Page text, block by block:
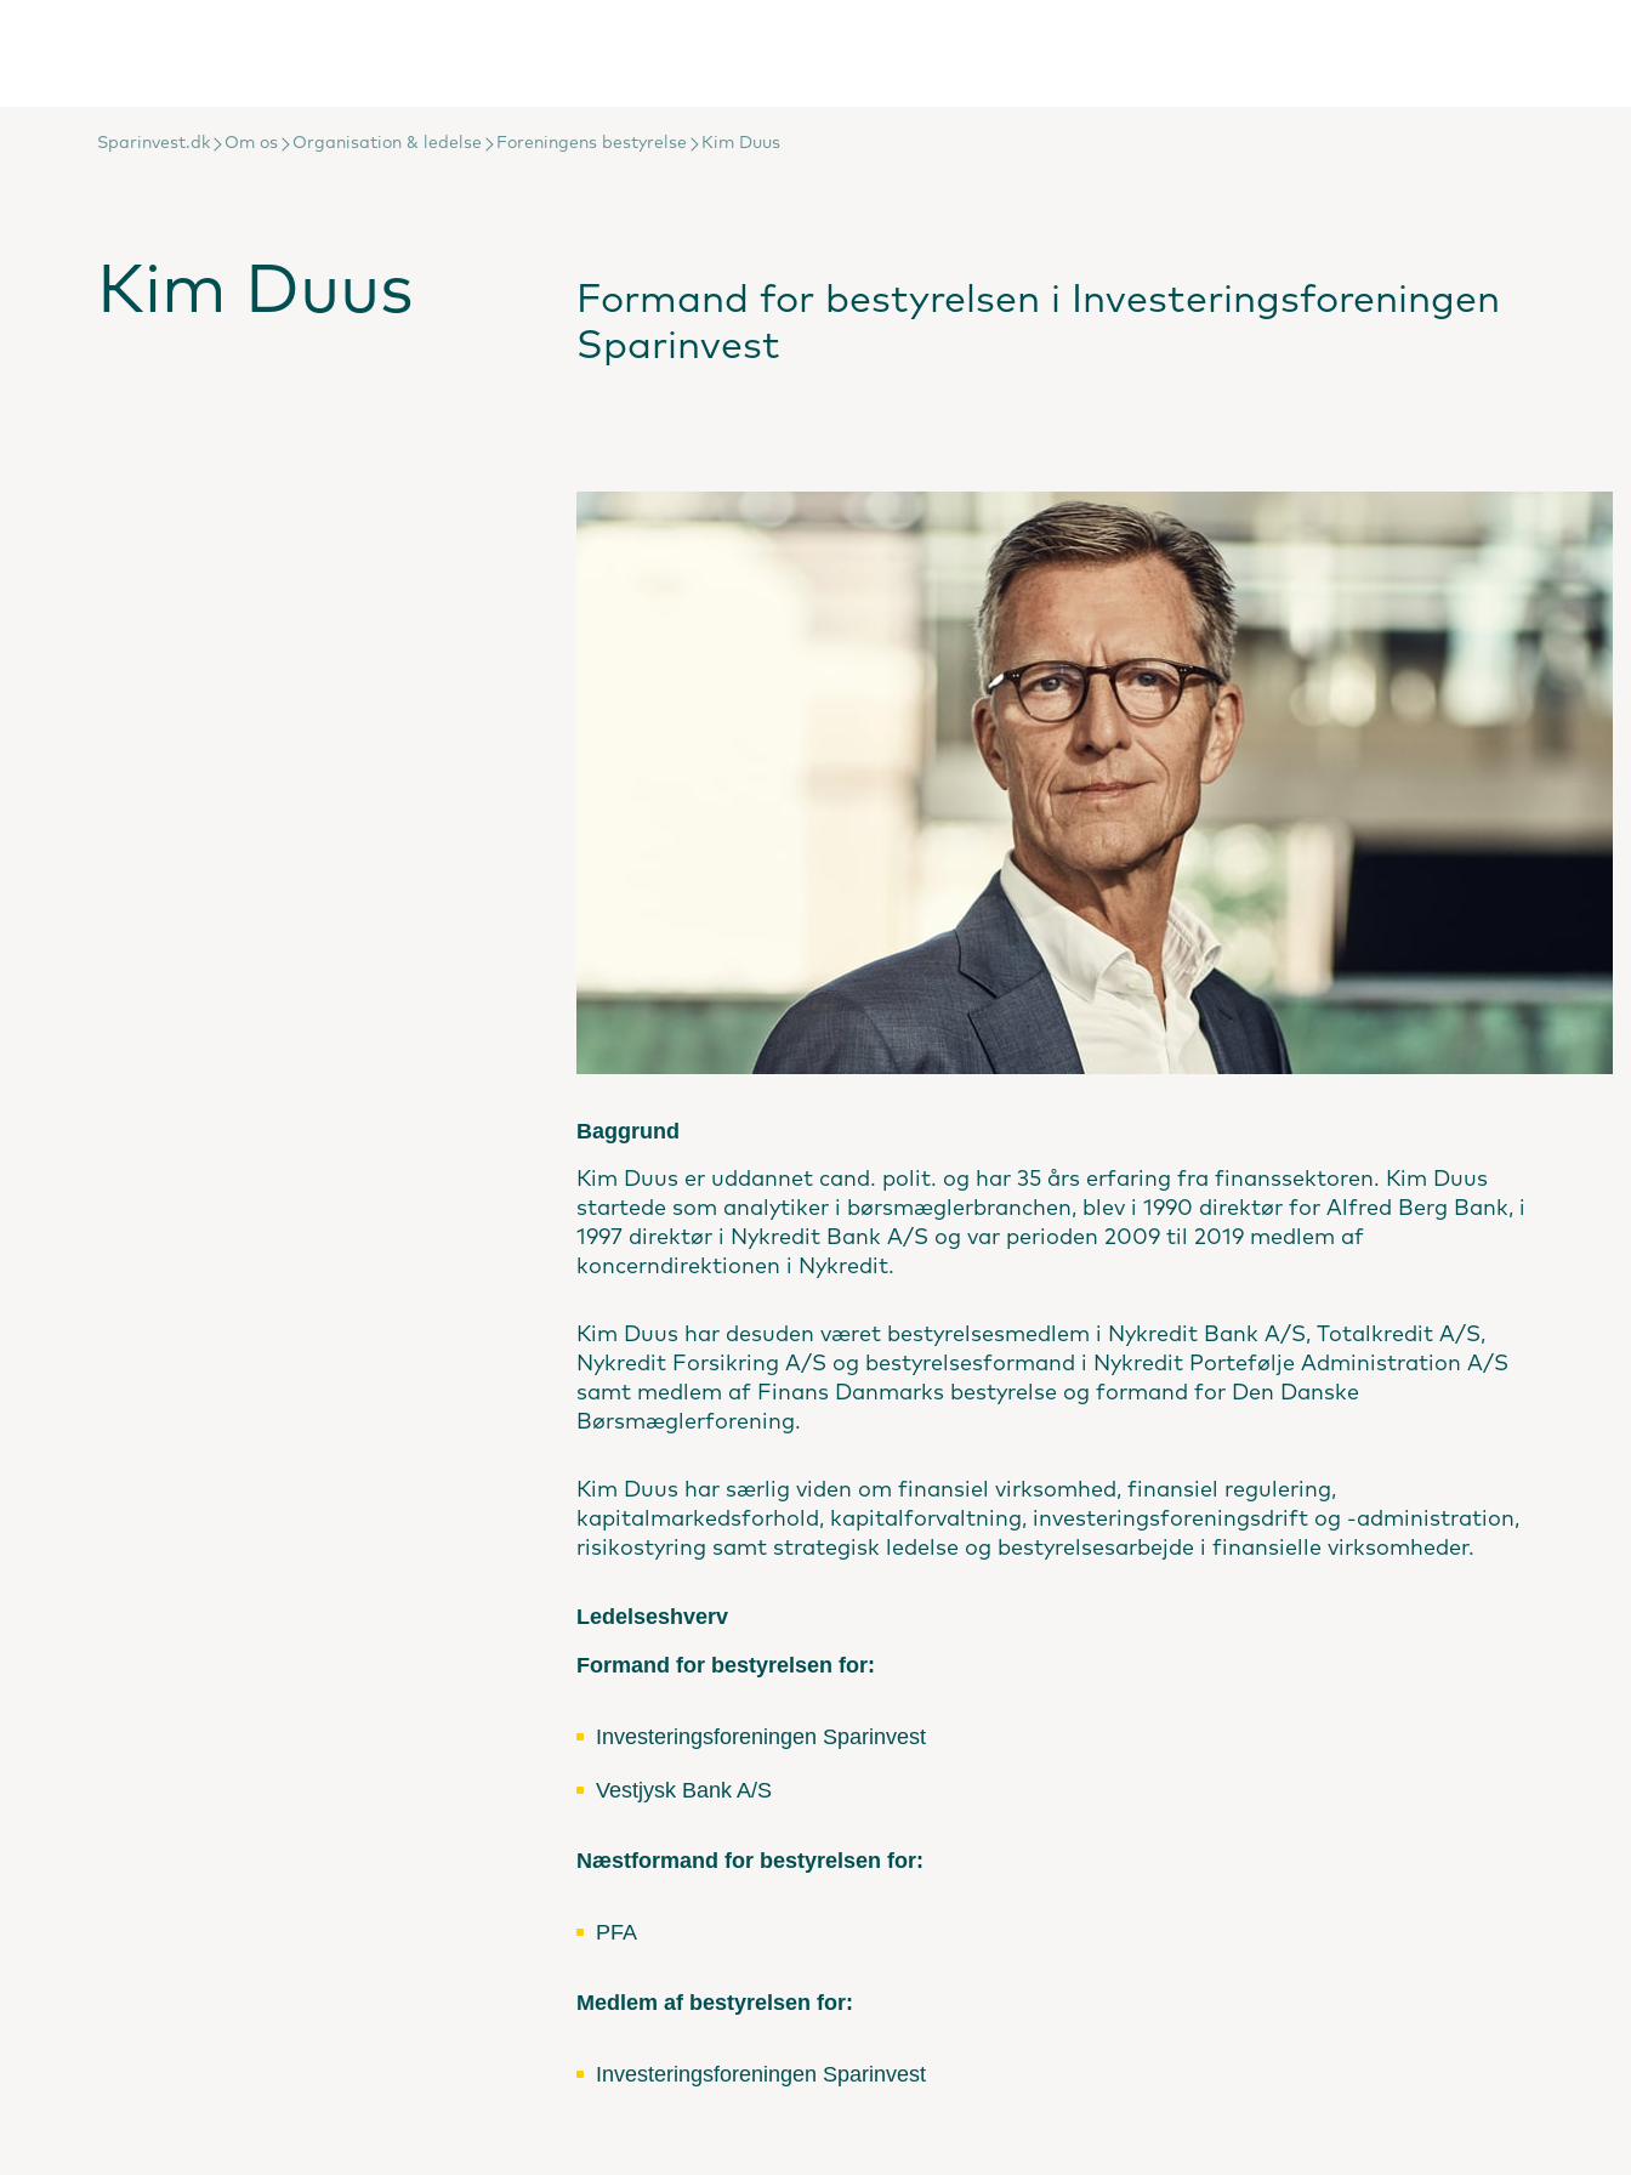
Sparinvest.dk Om os Organisation & ledelse Foreningens bestyrelse Kim Duus
Kim Duus
Formand for bestyrelsen i Investeringsforeningen
Sparinvest
Baggrund
Kim Duus er uddannet cand. polit. og har 35 års erfaring fra finanssektoren. Kim Duus
startede som analytiker i børs­mæglerbranchen, blev i 1990 direktør for Alfred Berg Bank, i
1997 direktør i Nykredit Bank A/S og var perioden 2009 til 2019 medlem af
koncerndirektionen i Nykredit.
Kim Duus har desuden været bestyrelsesmedlem i Nykredit Bank A/S, Totalkredit A/S,
Nykredit Forsikring A/S og bestyrelsesformand i Nykredit Portefølje Administration A/S
samt medlem af Finans Danmarks bestyrelse og formand for Den Danske
Børsmæglerforening.
Kim Duus har særlig viden om finansiel virksomhed, finansiel regulering,
kapitalmarkedsforhold, kapital­for­valtning, investeringsforeningsdrift og -administration,
risikostyring samt strategisk ledelse og bestyrelses­arbejde i finansielle virksomheder.
Ledelseshverv
Formand for bestyrelsen for:
Investeringsforeningen Sparinvest
Vestjysk Bank A/S
Næstformand for bestyrelsen for:
PFA
Medlem af bestyrelsen for:
Investeringsforeningen Sparinvest